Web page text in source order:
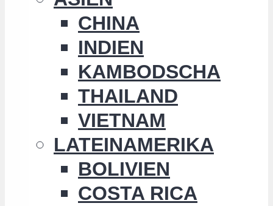
CHINA
INDIEN
KAMBODSCHA
THAILAND
VIETNAM
LATEINAMERIKA
BOLIVIEN
COSTA RICA